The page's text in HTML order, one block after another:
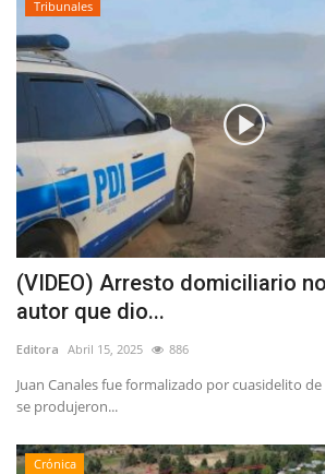
Tribunales
(VIDEO) Arresto domiciliario
autor que dio...
Editora Abril 15, 2025 886
Juan Canales fue formalizado por cuasidelito
se produjeron...
Crónica